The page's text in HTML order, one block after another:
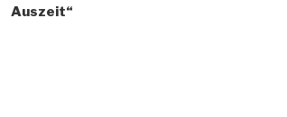
Auszeit“